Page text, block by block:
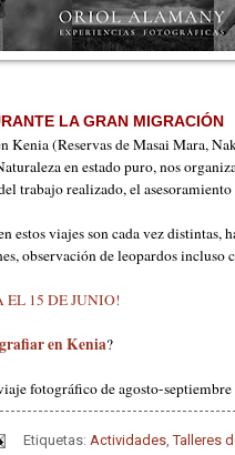
LA GRAN MIGRACIÓN
Kenia (Reservas de Masai Mara,
en estado puro, nos
trabajo realizado, el
estos viajes son cada vez distintas,
observación de leopardos incluso
EL 15 DE JUNIO!
en Kenia?
fotográfico de agosto-
Etiquetas: Actividades ,Talleres